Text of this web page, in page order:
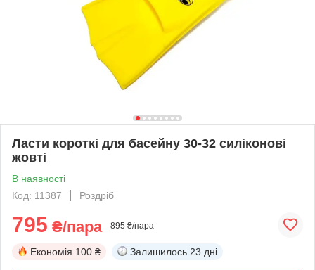
Ласти короткі для басейну 30-32 силіконові
жовті
В наявності
Код: 11387
Роздріб
795 ₴/пара 895 ₴/пара
Економія 100 ₴ Залишилось 23 дні